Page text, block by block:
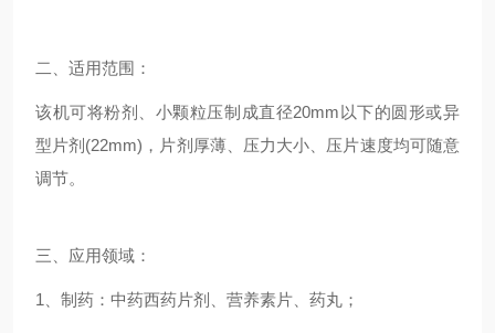
二、适用范围：
该机可将粉剂、小颗粒压制成直径20mm以下的圆形或异
型片剂(22mm)，片剂厚薄、压力大小、压片速度均可随意
调节。
三、应用领域：
1、制药：中药西药片剂、营养素片、药丸；